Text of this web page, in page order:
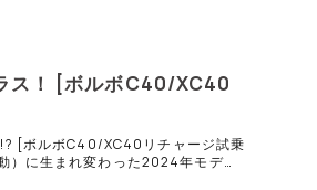
ス！ [ボルボC40/XC40
[ボルボC40/XC40リチャージ試乗
）に生まれ変わった2024年モデル
ペックも進化